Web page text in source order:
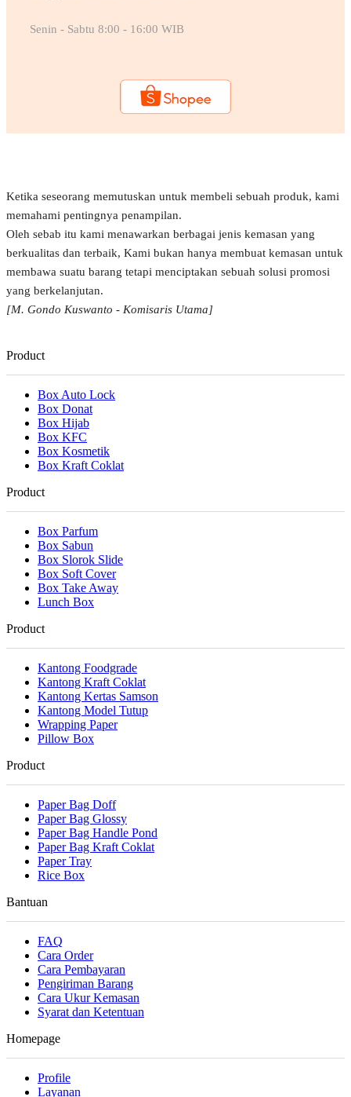
Senin - Sabtu 8:00 - 16:00 WIB
Ketika seseorang memutuskan untuk membeli sebuah produk, kami
memahami pentingnya penampilan.
Oleh sebab itu kami menawarkan berbagai jenis kemasan yang
berkualitas dan terbaik, Kami bukan hanya membuat kemasan untuk
membawa suatu barang tetapi menciptakan sebuah solusi promosi
yang berkelanjutan.
[M. Gondo Kuswanto - Komisaris Utama]
Product
Box Auto Lock
Box Donat
Box Hijab
Box KFC
Box Kosmetik
Box Kraft Coklat
Product
Box Parfum
Box Sabun
Box Slorok Slide
Box Soft Cover
Box Take Away
Lunch Box
Product
Kantong Foodgrade
Kantong Kraft Coklat
Kantong Kertas Samson
Kantong Model Tutup
Wrapping Paper
Pillow Box
Product
Paper Bag Doff
Paper Bag Glossy
Paper Bag Handle Pond
Paper Bag Kraft Coklat
Paper Tray
Rice Box
Bantuan
FAQ
Cara Order
Cara Pembayaran
Pengiriman Barang
Cara Ukur Kemasan
Syarat dan Ketentuan
Homepage
Profile
Layanan